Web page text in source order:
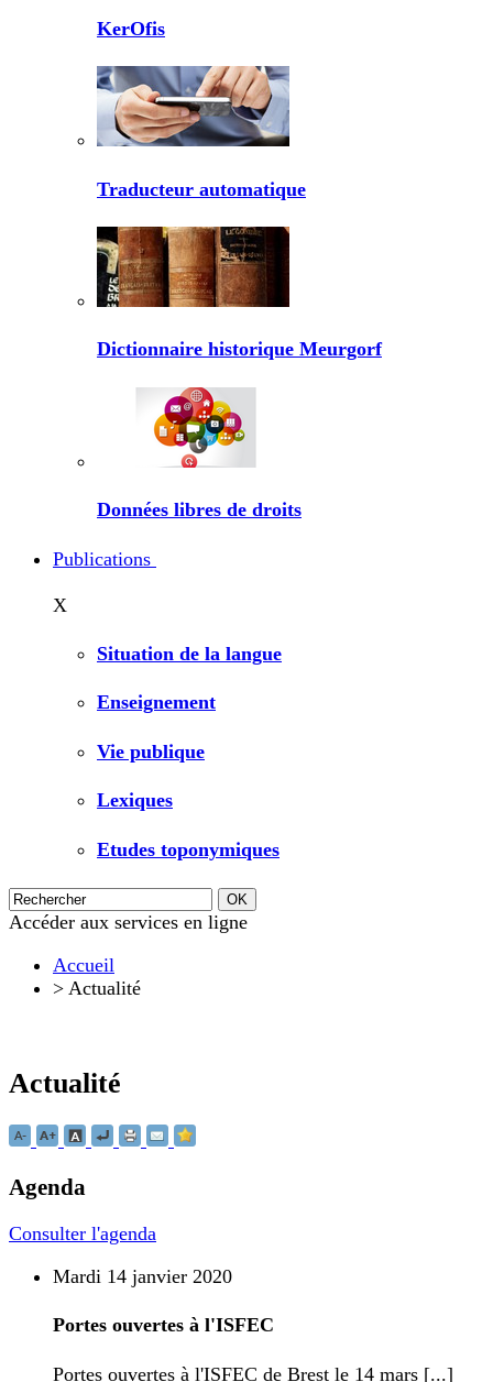
KerOfis
Traducteur automatique
Dictionnaire historique Meurgorf
Données libres de droits
Publications
X
Situation de la langue
Enseignement
Vie publique
Lexiques
Etudes toponymiques
Accéder aux services en ligne
Accueil
> Actualité
Actualité
Agenda
Consulter l'agenda
Mardi 14 janvier 2020
Portes ouvertes à l'ISFEC
Portes ouvertes à l'ISFEC de Brest le 14 mars [...]